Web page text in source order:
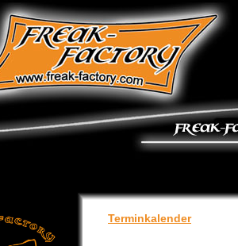
Terminkalender